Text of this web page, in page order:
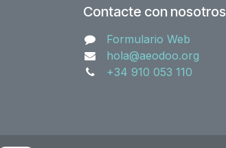
Contacte con nosotros
Formulario Web
hola@aeodoo.org
+34 910 053 110